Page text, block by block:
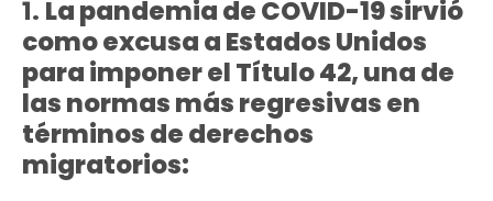
1. La pandemia de COVID-19 sirvió
como excusa a Estados Unidos
para imponer el Título 42, una de
las normas más regresivas en
términos de derechos
migratorios: